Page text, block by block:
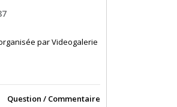
par Videogalerie
Question / Commentaire